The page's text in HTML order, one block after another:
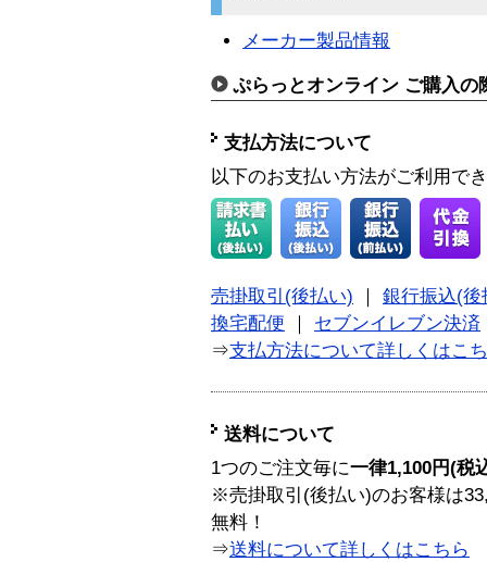
メーカー製品情報
ぷらっとオンライン ご購入の
支払方法について
以下のお支払い方法がご利用で
売掛取引(後払い)
銀行振込(後
換宅配便
セブンイレブン決済
⇒支払方法について詳しくはこ
送料について
1つのご注文毎に一律1,100円(税
※売掛取引(後払い)のお客様は
無料！
⇒送料について詳しくはこちら